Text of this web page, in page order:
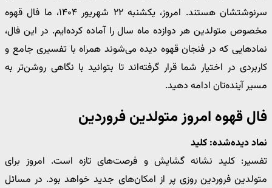
سرنوشتشان هستند. امروز، یکشنبه ۲۲ شهریور ۱۴۰۴، ما فال قهوه
مخصوص متولدین هر دوازده ماه سال را آماده کرده‌ایم. در این فال،
نمادهایی که در فنجان قهوه دیده می‌شوند همراه با تفسیری جامع و
کاربردی در اختیار شما قرار گرفته‌اند تا بتوانید با نگاهی روشن‌تر به
مسیر آینده‌تان ادامه دهید.
فال قهوه امروز متولدین فروردین
نماد دیده‌شده: کلید
تفسیر: کلید نشانه گشایش و فرصت‌های تازه است. امروز برای
متولدین فروردین روزی پر از امکان‌های جدید خواهد بود. در مسائل